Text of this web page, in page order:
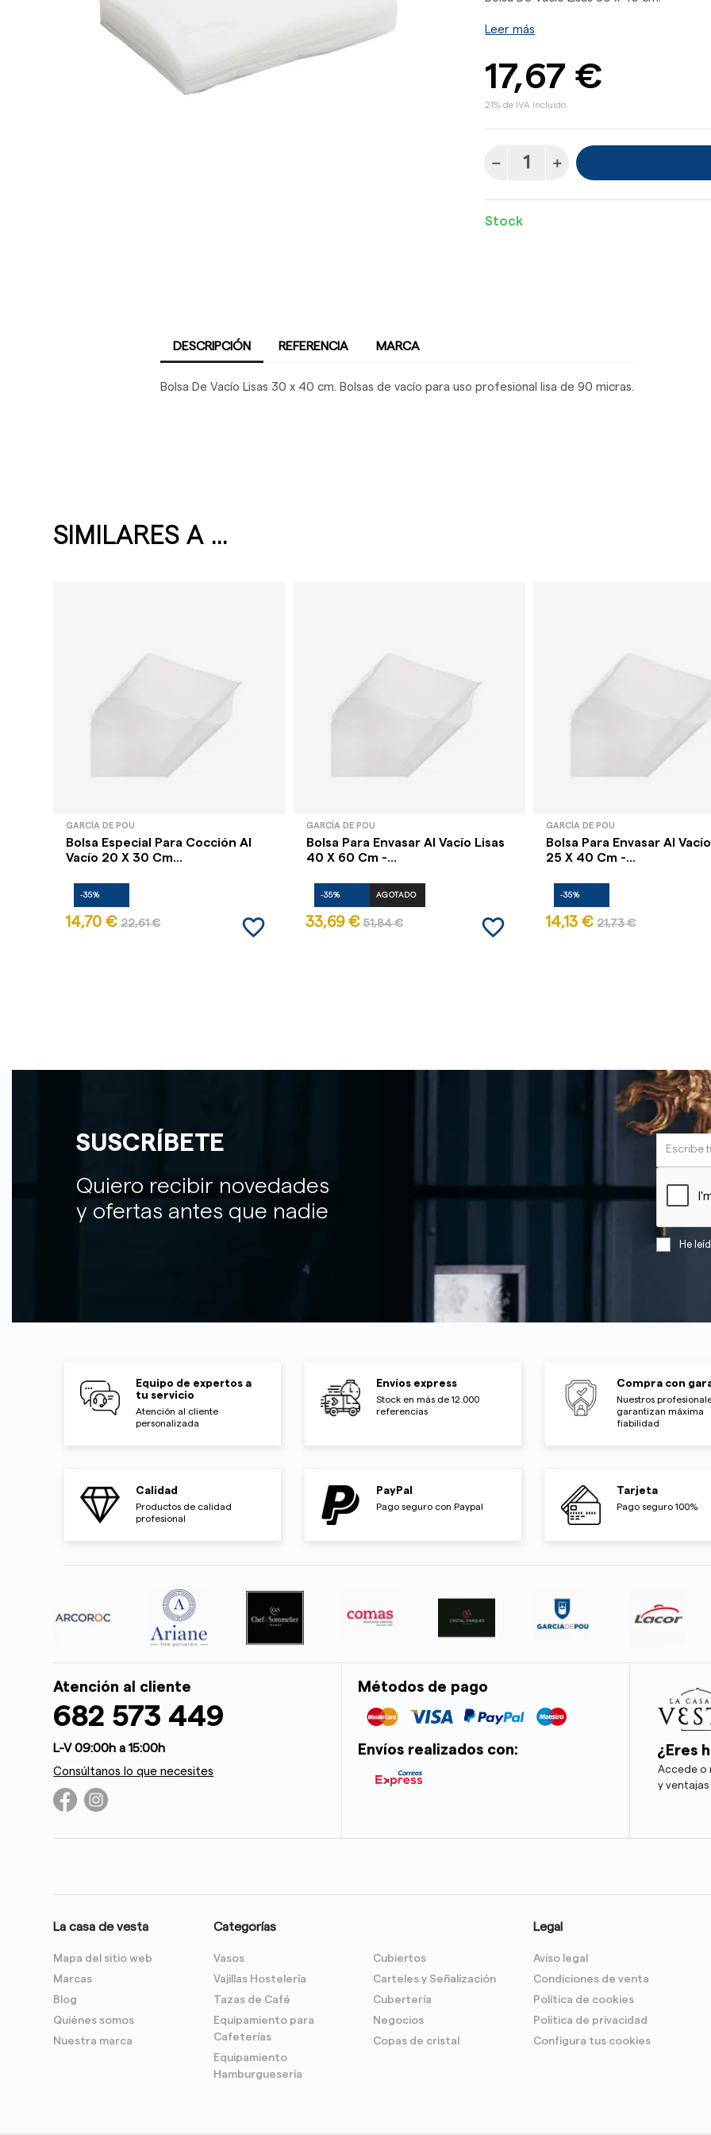
Leer más
17,67 €
21% de IVA incluido.
Stock
DESCRIPCIÓN REFERENCIA MARCA
Bolsa De Vacío Lisas 30 x 40 cm. Bolsas de vacío para uso profesional lisa de 90 micras.
SIMILARES A ...
GARCÍA DE POU
Bolsa Especial Para Cocción Al
Vacío 20 X 30 Cm...
-35%
14,70 € 22,61 € favorite_border
GARCÍA DE POU
Bolsa Para Envasar Al Vacío Lisas
40 X 60 Cm -...
-35% AGOTADO
33,69 € 51,84 € favorite_border
GARCÍA DE POU
Bolsa Para Envasar Al
25 X 40 Cm -...
-35%
14,13 € 21,73 €
SUSCRÍBETE
Quiero recibir novedades
y ofertas antes que nadie
He
Equipo de expertos a
tu servicio
Atención al cliente
personalizada
Envíos express
Stock en más de 12.000
referencias
Compra con
Nuestros
garantizan máxima
fiabilidad
Calidad
Productos de calidad
profesional
PayPal
Pago seguro con Paypal
Tarjeta
Pago seguro 100%
Atención al cliente
682 573 449
L-V 09:00h a 15:00h
Consúltanos lo que necesites
Métodos de pago
Envíos realizados con: ¿Eres
Accede o
y
La casa de vesta
Mapa del sitio web
Marcas
Blog
Quiénes somos
Nuestra marca
Categorías
Vasos
Vajillas Hostelería
Tazas de Café
Equipamiento para
Cafeterías
Equipamiento
Hamburguesería
Cubiertos
Carteles y Señalización
Cubertería
Negocios
Copas de cristal
Legal
Aviso legal
Condiciones de venta
Política de cookies
Politica de privacidad
Configura tus cookies